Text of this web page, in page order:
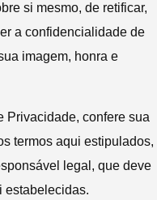
si mesmo, de retificar,
a confidencialidade de
imagem, honra e
Privacidade, confere sua
termos aqui estipulados,
legal, que deve
estabelecidas.